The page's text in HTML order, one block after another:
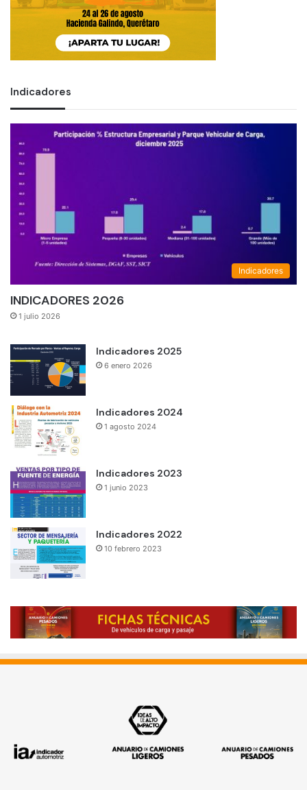
Indicadores
Indicadores
INDICADORES 2026
1 julio 2026
Indicadores 2025
6 enero 2026
Indicadores 2024
1 agosto 2024
Indicadores 2023
1 junio 2023
Indicadores 2022
10 febrero 2023